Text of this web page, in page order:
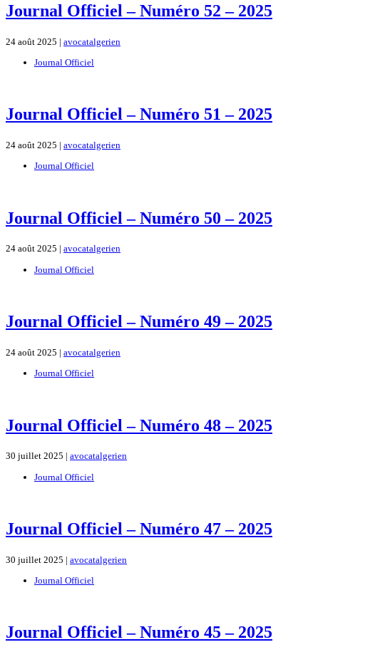
Journal Officiel – Numéro 52 – 2025
24 août 2025 | avocatalgerien
Journal Officiel
Journal Officiel – Numéro 51 – 2025
24 août 2025 | avocatalgerien
Journal Officiel
Journal Officiel – Numéro 50 – 2025
24 août 2025 | avocatalgerien
Journal Officiel
Journal Officiel – Numéro 49 – 2025
24 août 2025 | avocatalgerien
Journal Officiel
Journal Officiel – Numéro 48 – 2025
30 juillet 2025 | avocatalgerien
Journal Officiel
Journal Officiel – Numéro 47 – 2025
30 juillet 2025 | avocatalgerien
Journal Officiel
Journal Officiel – Numéro 45 – 2025